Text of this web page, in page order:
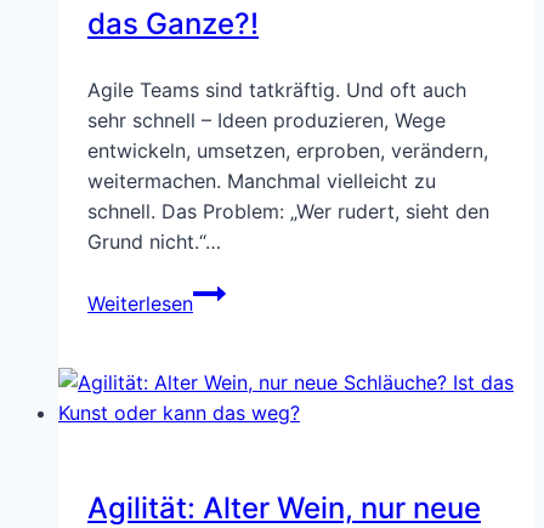
das Ganze?!
Agile Teams sind tatkräftig. Und oft auch
sehr schnell – Ideen produzieren, Wege
entwickeln, umsetzen, erproben, verändern,
weitermachen. Manchmal vielleicht zu
schnell. Das Problem: „Wer rudert, sieht den
Grund nicht.“…
Weiterlesen
Warum?
Und
allem:
Wozu
Agilität: Alter Wein, nur neue